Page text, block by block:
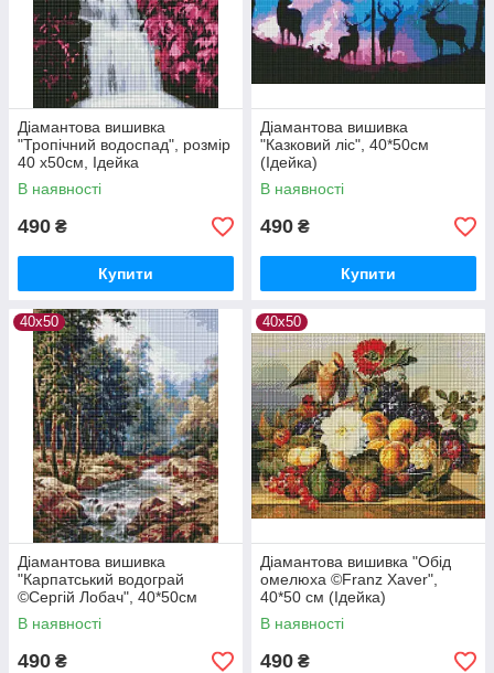
Діамантова вишивка
"Тропічний водоспад", розмір
40 x50см, Ідейка
В наявності
490 ₴
Купити
Діамантова вишивка
"Казковий ліс", 40*50см
(Ідейка)
В наявності
490 ₴
Купити
40х50
Діамантова вишивка
"Карпатcький водограй
©Сергій Лобач", 40*50см
(Ідейка)
В наявності
490 ₴
40х50
Діамантова вишивка "Обід
омелюха ©Franz Xaver",
40*50 см (Ідейка)
В наявності
490 ₴